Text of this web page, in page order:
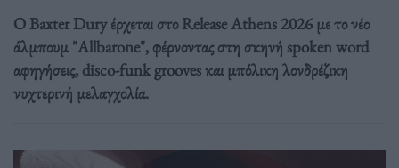
Ο Baxter Dury έρχεται στο Release Athens 2026 με το νέο
άλμπουμ "Allbarone", φέρνοντας στη σκηνή spoken word
αφηγήσεις, disco-funk grooves και μπόλικη λονδρέζικη
νυχτερινή μελαγχολία.